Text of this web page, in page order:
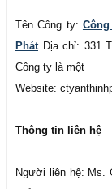
Tên Công ty:
Phát Địa chỉ: 331
Công ty là một
Website:
Thông tin liên hệ
Người liên hệ: Ms.